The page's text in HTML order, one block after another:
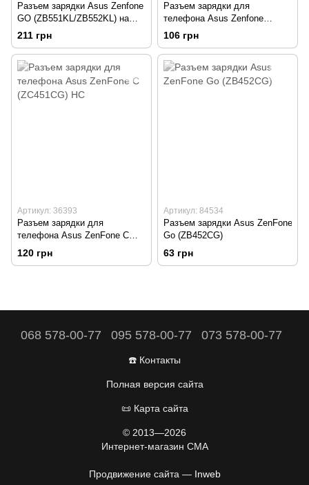
Разъем зарядки Asus Zenfone
GO (ZB551KL/ZB552KL) на
плате с компонентами и
микрофоном HC
211 грн
Разъем зарядки для
телефона Asus Zenfone
5/6/Nexus 7 HC
106 грн
Артикул: 36393
Разъем зарядки для
телефона Asus ZenFone C
(ZC451CG) HC
120 грн
Артикул: 84534
Разъем зарядки Asus ZenFone
Go (ZB452CG)
63 грн
068 578-00-77 095 578-00-77 073 578-00-77
☎️ Контакты
Полная версия сайта
📜 Карта сайта
© 2013—2026
Интернет-магазин CMA
Продвижение сайта — Inweb